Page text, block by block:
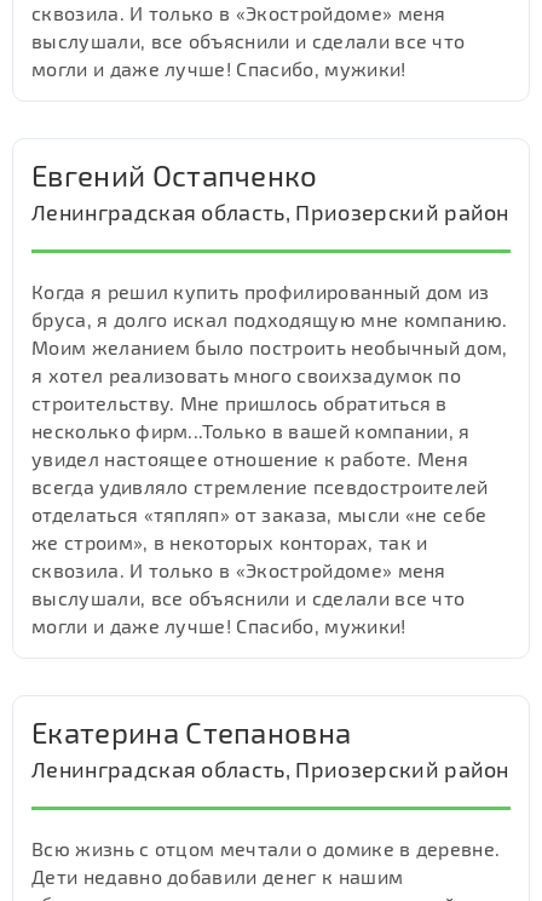
сквозила. И только в «Экостройдоме» меня
выслушали, все объяснили и сделали все что
могли и даже лучше! Спасибо, мужики!
Евгений Остапченко
Ленинградская область, Приозерский район
Когда я решил купить профилированный дом из
бруса, я долго искал подходящую мне компанию.
Моим желанием было построить необычный дом,
я хотел реализовать много своихзадумок по
строительству. Мне пришлось обратиться в
несколько фирм...Только в вашей компании, я
увидел настоящее отношение к работе. Меня
всегда удивляло стремление псевдостроителей
отделаться «тяпляп» от заказа, мысли «не себе
же строим», в некоторых конторах, так и
сквозила. И только в «Экостройдоме» меня
выслушали, все объяснили и сделали все что
могли и даже лучше! Спасибо, мужики!
Екатерина Степановна
Ленинградская область, Приозерский район
Всю жизнь с отцом мечтали о домике в деревне.
Дети недавно добавили денег к нашим